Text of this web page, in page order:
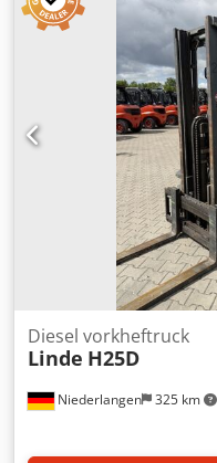
1.200 mm
, aandrijftype:
Lastzwaartepunt: 500
Gebruiksklaar en
goed Voorbanden, type:
Superelastiek Cjdpfx
voor dealers of export
ventiel, 4e ventiel,
vooruitrijverlichting,
cabine, binnenspiegel,
Niederlangen 325 km
Diesel vorkheftruck
Linde H25D